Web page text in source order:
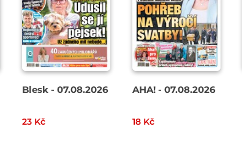
Blesk - 07.08.2026
23 Kč
AHA! - 07.08.2026
18 Kč